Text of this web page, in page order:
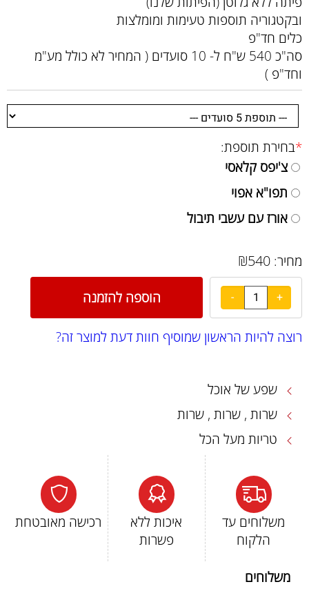
ובקטגוריה תוספות טעימות ומומלצות
כלים חד"פ
סה"כ 540 ש"ח ל- 10 סועדים ( המחיר לא כולל מע"מ
וחד"פ )
*בחירת תוספת:
צ'יפס קלאסי
תפו"א אפוי
אורז עם עשבי תיבול
מחיר: ₪540
הוספה להזמנה
רוצה להיות הראשון שמוסיף חוות דעת למוצר זה?
שפע של אוכל
שרות , שרות , שרות
טריות מעל הכל
משלוחים עד
הלקוח
איכות ללא
פשרות
רכישה מאובטחת
משלוחים